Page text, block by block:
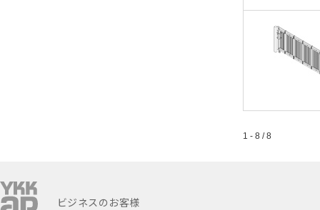
1 - 8 / 8
ビジネスのお客様